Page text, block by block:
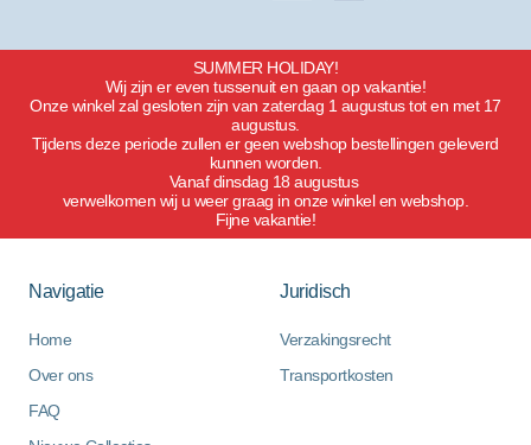
SUMMER HOLIDAY!
Wij zijn er even tussenuit en gaan op vakantie!
Onze winkel zal gesloten zijn van zaterdag 1 augustus tot en met 17
augustus.
Tijdens deze periode zullen er geen webshop bestellingen geleverd
kunnen worden.
Vanaf dinsdag 18 augustus
verwelkomen wij u weer graag in onze winkel en webshop.
Fijne vakantie!
Navigatie
Home
Over ons
FAQ
Juridisch
Verzakingsrecht
Transportkosten